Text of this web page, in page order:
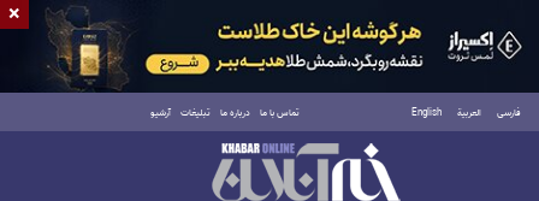
فارسی العربية English تماس با ما درباره ما تبلیغات آرشیو
پنجشنبه ۱۵ مرداد ۱۴۰۵
×